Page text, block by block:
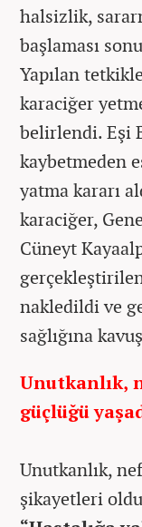
halsizlik,
başlaması
Yapılan
karaciğer
belirlendi. Eşi
kaybetmeden
yatma kararı
karaciğer,
Cüneyt
nakledildi ve
sağlığına
Unutkanlık,
güçlüğü
Unutkanlık,
şikayetleri